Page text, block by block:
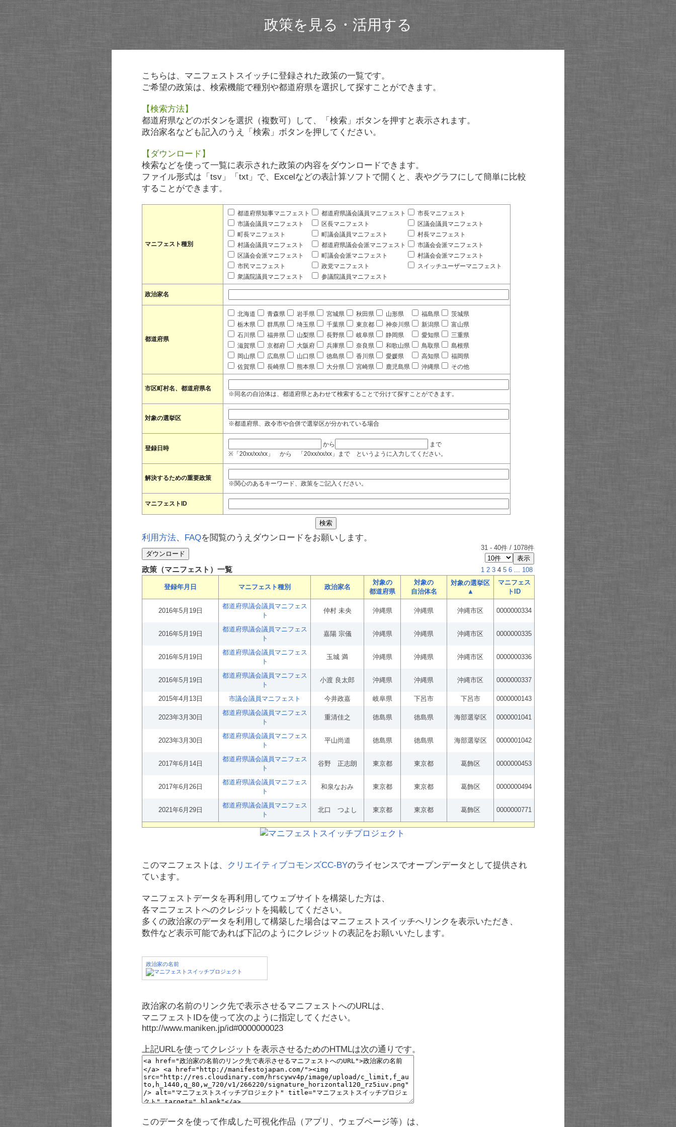
政策を見る・活用する
こちらは、マニフェストスイッチに登録された政策の一覧です。
ご希望の政策は、検索機能で種別や都道府県を選択して探すことができます。
【検索方法】
都道府県などのボタンを選択（複数可）して、「検索」ボタンを押すと表示されます。
政治家名なども記入のうえ「検索」ボタンを押してください。
【ダウンロード】
検索などを使って一覧に表示された政策の内容をダウンロードできます。
ファイル形式は「tsv」「txt」で、Excelなどの表計算ソフトで開くと、表やグラフにして簡単に比較
することができます。
マニフェスト種別
都道府県知事マニフェスト 都道府県議会議員マニフェスト
市長マニフェスト
市議会議員マニフェスト
区長マニフェスト
区議会議員マニフェスト
町長マニフェスト
町議会議員マニフェスト
村長マニフェスト
村議会議員マニフェスト
都道府県議会会派マニフェスト
市議会会派マニフェスト
区議会会派マニフェスト
町議会会派マニフェスト
村議会会派マニフェスト
市民マニフェスト
政党マニフェスト
スイッチユーザーマニフェスト
衆議院議員マニフェスト
参議院議員マニフェスト
政治家名
都道府県
北海道 青森県 岩手県 宮城県 秋田県 山形県 福島県
茨城県
栃木県
群馬県 埼玉県 千葉県 東京都 神奈川県 新潟県
富山県
石川県
福井県 山梨県 長野県 岐阜県 静岡県 愛知県
三重県
滋賀県
京都府 大阪府 兵庫県 奈良県 和歌山県 鳥取県
島根県
岡山県
広島県 山口県 徳島県 香川県 愛媛県 高知県
福岡県
佐賀県
長崎県 熊本県 大分県 宮崎県 鹿児島県 沖縄県 その他
市区町村名、都道府県名
※同名の自治体は、都道府県とあわせて検索することで分けて探すことができます。
対象の選挙区
※都道府県、政令市や合併で選挙区が分かれている場合
登録日時
から
まで
※「20xx/xx/xx」 から 「20xx/xx/xx」まで というように入力してください。
解決するための重要政策
※関心のあるキーワード、政策をご記入ください。
マニフェストID
利用方法、 FAQを閲覧のうえダウンロードをお願いします。
31 - 40件 / 1078件
政策（マニフェスト）一覧 1 2 3 4 5 6 ... 108
登録年月日 マニフェスト種別 政治家名
対象の
都道府県
対象の
自治体名
対象の選挙区
▲
マニフェス
トID
2016年5月19日
都道府県議会議員マニフェス
ト
仲村 未央 沖縄県 沖縄県 沖縄市区 0000000334
2016年5月19日
都道府県議会議員マニフェス
ト
嘉陽 宗儀 沖縄県 沖縄県 沖縄市区 0000000335
2016年5月19日
都道府県議会議員マニフェス
ト
玉城 満 沖縄県 沖縄県 沖縄市区 0000000336
2016年5月19日
都道府県議会議員マニフェス
ト
小渡 良太郎 沖縄県 沖縄県 沖縄市区 0000000337
2015年4月13日 市議会議員マニフェスト 今井政嘉 岐阜県 下呂市 下呂市 0000000143
2023年3月30日
都道府県議会議員マニフェス
ト
重清佳之 徳島県 徳島県 海部選挙区 0000001041
2023年3月30日
都道府県議会議員マニフェス
ト
平山尚道 徳島県 徳島県 海部選挙区 0000001042
2017年6月14日
都道府県議会議員マニフェス
ト
谷野 正志朗 東京都 東京都 葛飾区 0000000453
2017年6月26日
都道府県議会議員マニフェス
ト
和泉なおみ 東京都 東京都 葛飾区 0000000494
2021年6月29日
都道府県議会議員マニフェス
ト
北口 つよし 東京都 東京都 葛飾区 0000000771
このマニフェストは、 クリエイティブコモンズCC-BYのライセンスでオープンデータとして提供され
ています。
マニフェストデータを再利用してウェブサイトを構築した方は、
各マニフェストへのクレジットを掲載してください。
多くの政治家のデータを利用して構築した場合はマニフェストスイッチへリンクを表示いただき、
数件など表示可能であれば下記のようにクレジットの表記をお願いいたします。
政治家の名前
政治家の名前のリンク先で表示させるマニフェストへのURLは、
マニフェストIDを使って次のように指定してください。
http://www.maniken.jp/id#0000000023
上記URLを使ってクレジットを表示させるためのHTMLは次の通りです。
このデータを使って作成した可視化作品（アプリ、ウェブページ等）は、